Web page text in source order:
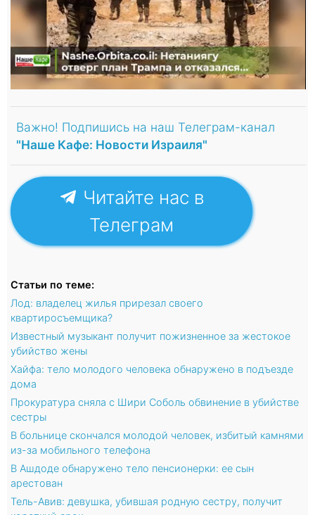
Важно! Подпишись на наш Телеграм-канал
"Наше Кафе: Новости Израиля"
Читайте нас в
Телеграм
Статьи по теме:
Лод: владелец жилья прирезал своего
квартиросъемщика?
Известный музыкант получит пожизненное за жестокое
убийство жены
Хайфа: тело молодого человека обнаружено в подъезде
дома
Прокуратура сняла с Шири Соболь обвинение в убийстве
сестры
В больнице скончался молодой человек, избитый камнями
из-за мобильного телефона
В Ашдоде обнаружено тело пенсионерки: ее сын
арестован
Тель-Авив: девушка, убившая родную сестру, получит